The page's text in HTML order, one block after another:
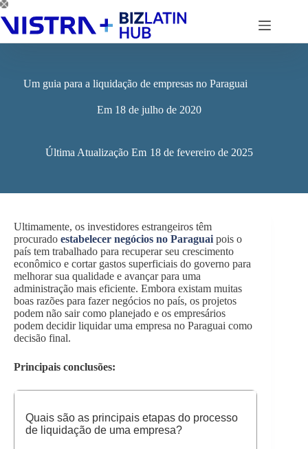
Pular
para
conteúdo
Um guia para a liquidação de empresas no Paraguai
Em 18 de julho de 2020
Última Atualização Em 18 de fevereiro de 2025
Ultimamente, os investidores estrangeiros têm
procurado estabelecer negócios no Paraguai pois o
país tem trabalhado para recuperar seu crescimento
econômico e cortar gastos superficiais do governo para
melhorar sua qualidade e avançar para uma
administração mais eficiente. Embora existam muitas
boas razões para fazer negócios no país, os projetos
podem não sair como planejado e os empresários
podem decidir liquidar uma empresa no Paraguai como
decisão final.
Principais conclusões:
Quais são as principais etapas do processo
de liquidação de uma empresa?